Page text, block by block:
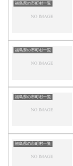
福島県の市町村一覧
福島県の市町村一覧
福島県の市町村一覧
福島県の市町村一覧